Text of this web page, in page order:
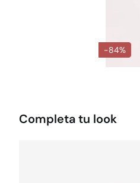
-84%
Completa tu look